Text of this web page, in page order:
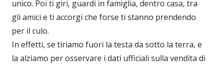
unico. Poi ti giri, guardi in famiglia, dentro casa, tra
gli amici e ti accorgi che forse ti stanno prendendo
per il culo.
In effetti, se tiriamo fuori la testa da sotto la terra, e
la alziamo per osservare i dati ufficiali sulla vendita di